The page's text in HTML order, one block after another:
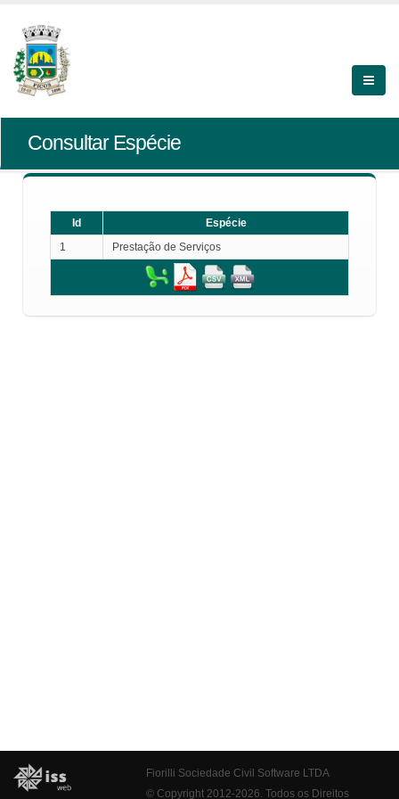
Consultar Espécie
Id
Espécie
1
Prestação de Serviços
Fiorilli Sociedade Civil Software LTDA
© Copyright 2012-2026. Todos os Direitos